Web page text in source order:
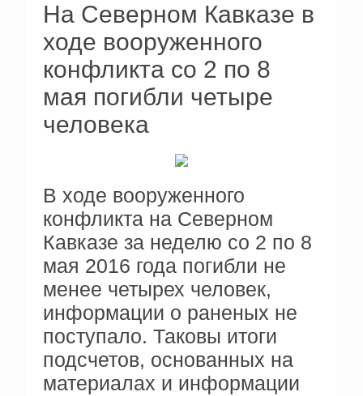
На Северном Кавказе в
ходе вооруженного
конфликта со 2 по 8
мая погибли четыре
человека
В ходе вооруженного
конфликта на Северном
Кавказе за неделю со 2 по 8
мая 2016 года погибли не
менее четырех человек,
информации о раненых не
поступало. Таковы итоги
подсчетов, основанных на
материалах и информации